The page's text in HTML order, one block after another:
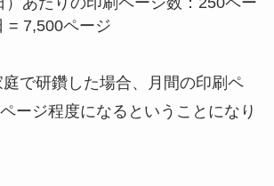
= 7,500ページ
で研鑽した場合、月間の印刷ペ
ージ程度になるということになり